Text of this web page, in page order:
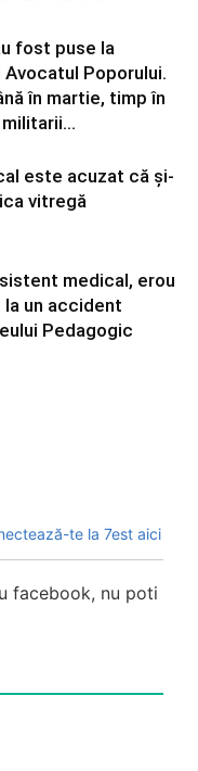
fost puse la
Avocatul Poporului.
în martie, timp în
este acuzat că și-
vitregă
medical, erou
la un accident
Pedagogic
te la 7est aici
facebook, nu poti